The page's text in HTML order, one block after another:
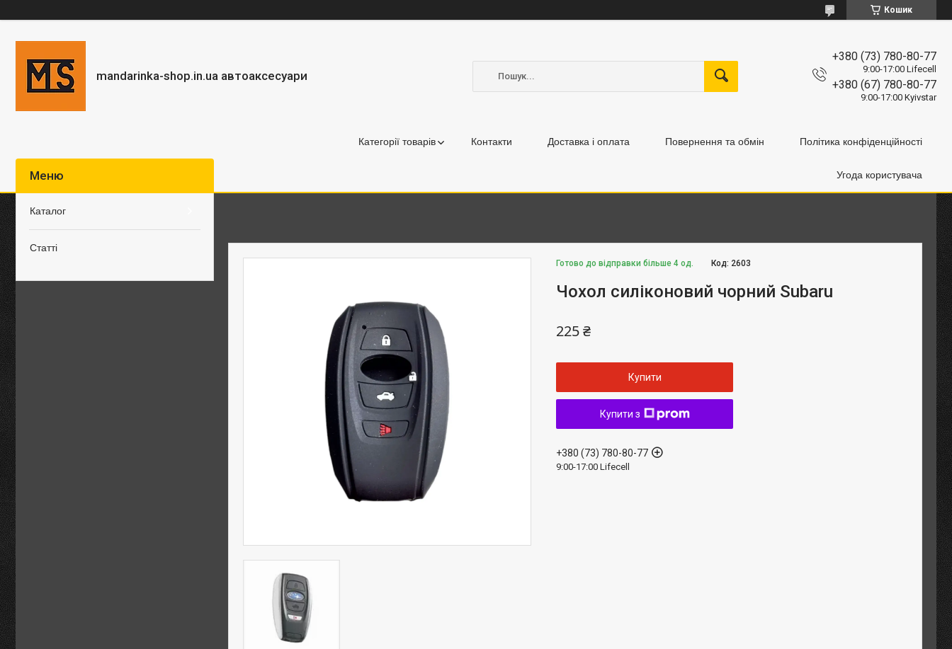
Кошик
mandarinka-shop.in.ua автоаксесуари
+380 (73) 780-80-77
9:00-17:00 Lifecell
+380 (67) 780-80-77
9:00-17:00 Kyivstar
Категорії товарів Контакти Доставка і оплата Повернення та обмін Політика конфіденційності
Угода користувача
Готово до відправки більше 4 од. Код: 2603
Чохол силіконовий чорний Subaru
225 ₴
Купити
Купити з
+380 (73) 780-80-77
9:00-17:00 Lifecell
Каталог
Статті